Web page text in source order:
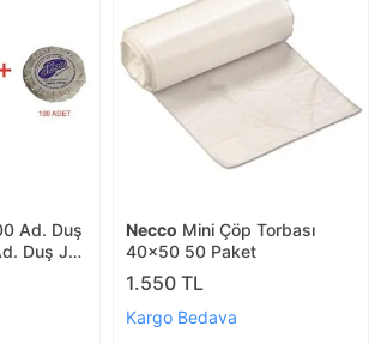
Duş
Duş Jeli
Necco Mini Çöp Torbası
40x50 50 Paket
1.550 TL
Kargo Bedava